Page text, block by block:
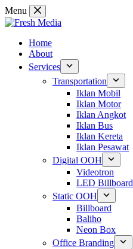
Skip
to
Menu
Home
About
Services
Transportation
Iklan Mobil
Iklan Motor
Iklan Angkot
Iklan Bus
Iklan Kereta
Iklan Pesawat
Digital OOH
Videotron
LED Billboard
Static OOH
Billboard
Baliho
Neon Box
Office Branding